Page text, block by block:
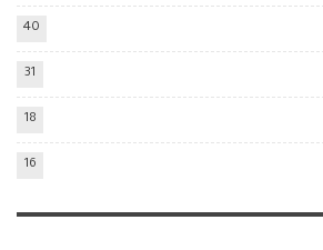
40
31
18
16